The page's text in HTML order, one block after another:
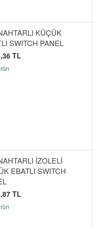
KÜÇÜK
SWITCH PANEL
TL
İZOLELİ
EBATLI SWITCH
TL